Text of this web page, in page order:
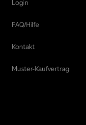
Login
FAQ/Hilfe
Kontakt
Muster-Kaufvertrag